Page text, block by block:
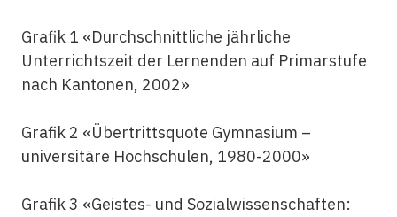
Grafik 1 «Durchschnittliche jährliche
Unterrichtszeit der Lernenden auf Primarstufe
nach Kantonen, 2002»
Grafik 2 «Übertrittsquote Gymnasium –
universitäre Hochschulen, 1980-2000»
Grafik 3 «Geistes- und Sozialwissenschaften: